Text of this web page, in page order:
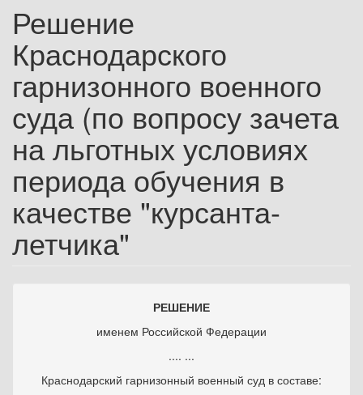
Решение
Краснодарского
гарнизонного военного
суда (по вопросу зачета
на льготных условиях
периода обучения в
качестве "курсанта-
летчика"
РЕШЕНИЕ
именем Российской Федерации
.... ...
Краснодарский гарнизонный военный суд в составе: